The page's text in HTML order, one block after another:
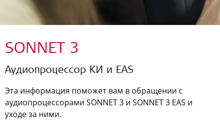
SONNET 3
Аудиопроцессор КИ и EAS
Эта информация поможет вам в обращении с
аудиопроцессорами SONNET 3 и SONNET 3 EAS и
уходе за ними.